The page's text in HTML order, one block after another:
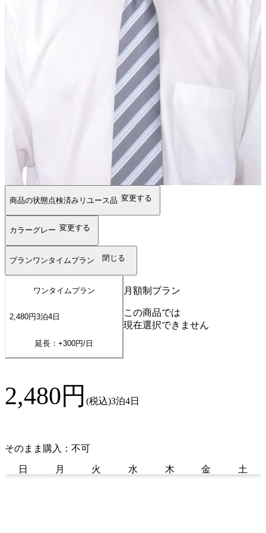
商品の状態点検済みリユース品 変更する
カラーグレー 変更する
プランワンタイムプラン 閉じる
ワンタイムプラン
2,480円3泊4 日
延長：+300円/日
月額制プラン
この商品では
現在選択できません
2,480円 (税込)3泊4日
そのまま購入：不可
日 月 火 水 木 金 土